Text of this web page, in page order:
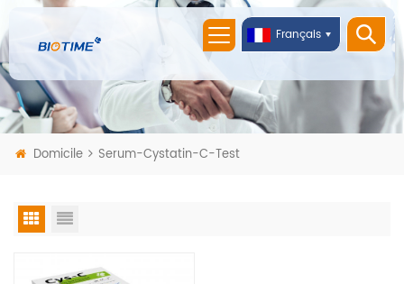
Français
Domicile Serum-Cystatin-C-Test